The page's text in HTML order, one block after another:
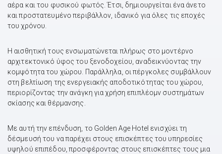
αέρα και του φυσικού φωτός. Έτσι, δημιουργείται ένα άνετο
και προστατευμένο περιβάλλον, ιδανικό για όλες τις εποχές
του χρόνου.
Η αισθητική τους ενσωματώνεται πλήρως στο μοντέρνο
αρχιτεκτονικό ύφος του ξενοδοχείου, αναδεικνύοντας την
κομψότητα του χώρου. Παράλληλα, οι πέργκολες συμβάλλουν
στη βελτίωση της ενεργειακής αποδοτικότητας του χώρου,
περιορίζοντας την ανάγκη για χρήση επιπλέομν συστημάτων
σκίασης και θέρμανσης.
Με αυτή την επένδυση, το Golden Age Hotel ενισχύει τη
δέσμευσή του να παρέχει στους επισκέπτες του υπηρεσίες
υψηλού επιπέδου, προσφέροντας στους επισκέπτες τους μια